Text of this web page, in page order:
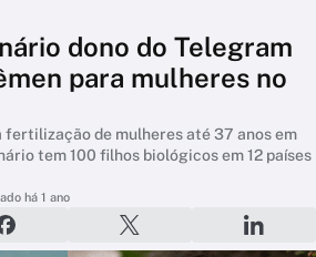
dono do Telegram
para mulheres no
fertilização de mulheres até 37 anos em
tem 100 filhos biológicos em 12 países
há 1 ano